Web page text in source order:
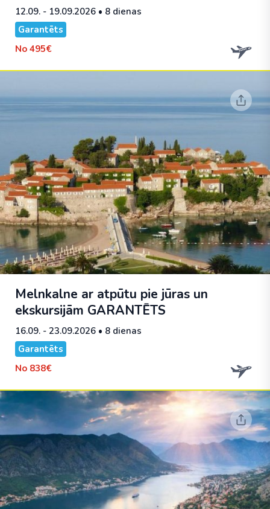
12.09. - 19.09.2026 • 8 dienas
Garantēts
No 495€
Melnkalne ar atpūtu pie jūras un
ekskursijām GARANTĒTS
16.09. - 23.09.2026 • 8 dienas
Garantēts
No 838€